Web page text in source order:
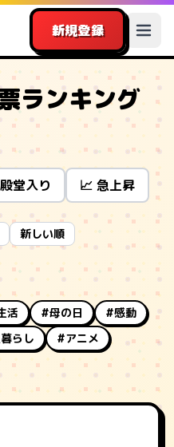
新規登録
ランキング
堂入り 📈 急上昇
新しい順
活 #母の日
#感動
らし
#アニメ